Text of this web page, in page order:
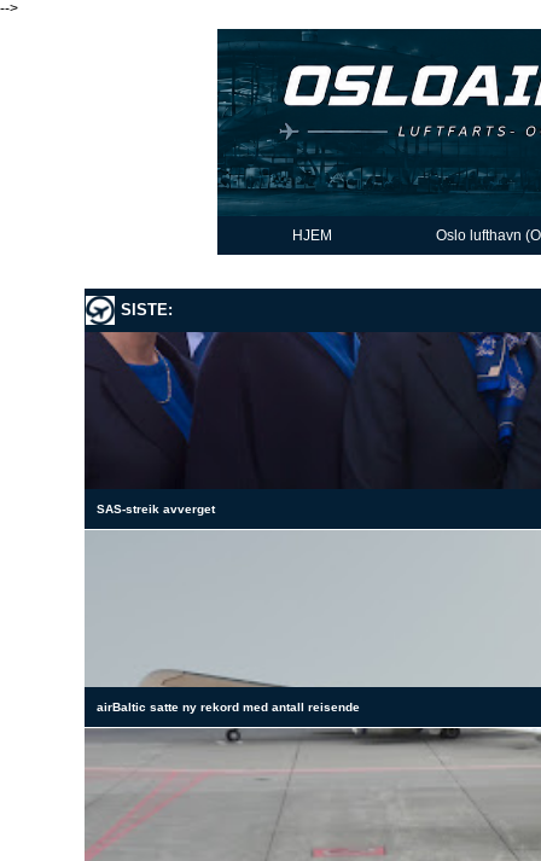
-->
HJEM Oslo lufthavn
SISTE:
SAS-streik avverget
airBaltic satte ny rekord med antall reisende